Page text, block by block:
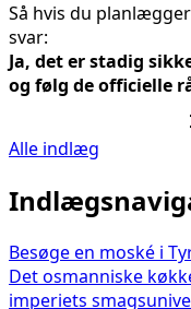
Så hvis du
svar:
Ja, det er stadig
og følg de officielle
Alle indlæg
Besøge en moské i
Det osmanniske
imperiets